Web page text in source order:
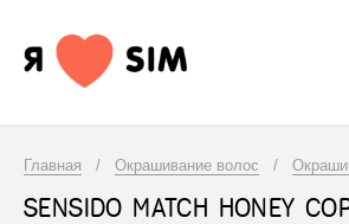
Главная / Окрашивание волос /
SENSIDO MATCH HONEY